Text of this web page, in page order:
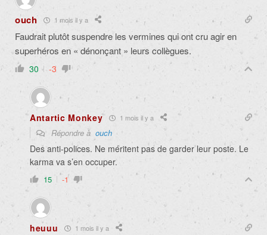
ouch 1 mois il y a
Faudrait plutôt suspendre les vermines qui ont cru agir en
superhéros en « dénonçant » leurs collègues.
30 -3
Antartic Monkey 1 mois il y a
Répondre à ouch
Des anti-polices. Ne méritent pas de garder leur poste. Le
karma va s’en occuper.
15 -1
heuuu 1 mois il y a